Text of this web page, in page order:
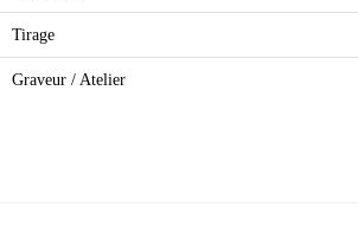
Tirage
Graveur / Atelier